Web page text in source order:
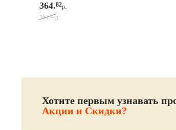
364.82р.
394.01р.
Хотите первым узнавать
Акции и Скидки?